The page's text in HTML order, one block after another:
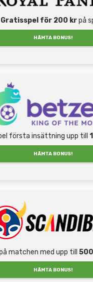
Gratisspel för 200 krpå
HÄMTA BONUS!
första insättning upp till
HÄMTA BONUS!
matchen med upp till
HÄMTA BONUS!